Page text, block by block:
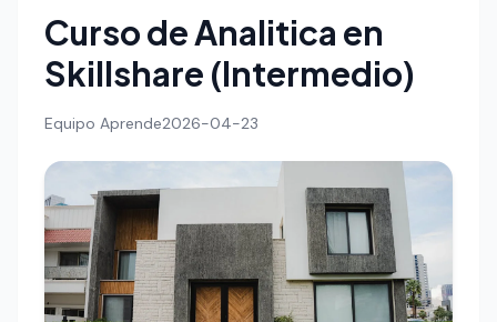
Curso de Analitica en
Skillshare (Intermedio)
Equipo Aprende2026-04-23